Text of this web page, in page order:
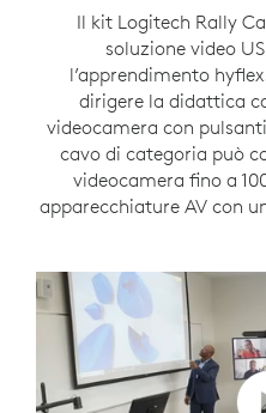
Il kit Logitech Rally
soluzione video
l’apprendimento
dirigere la didattica
videocamera con
cavo di categoria può
videocamera fino a
apparecchiature AV con